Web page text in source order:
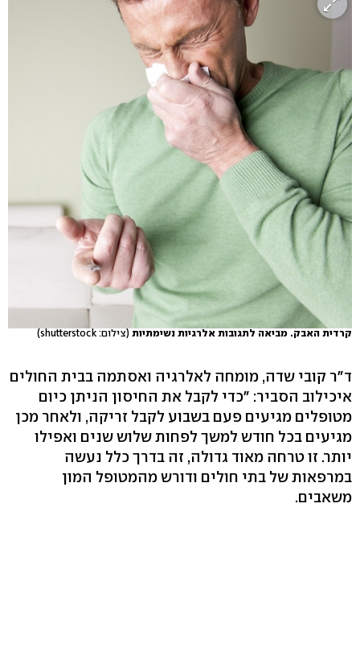
קרדית האבק. מביאה לתגובות אלרגיות נשימתיות (צילום: shutterstock)
ד"ר קובי שדה, מומחה לאלרגיה ואסתמה בבית החולים
איכילוב הסביר: "כדי לקבל את החיסון הניתן כיום
מטופלים מגיעים פעם בשבוע לקבל זריקה, ולאחר מכן
מגיעים בכל חודש למשך לפחות שלוש שנים ואפילו
יותר. זו טרחה מאוד גדולה, זה בדרך כלל נעשה
במרפאות של בתי חולים ודורש מהמטופל המון
משאבים.